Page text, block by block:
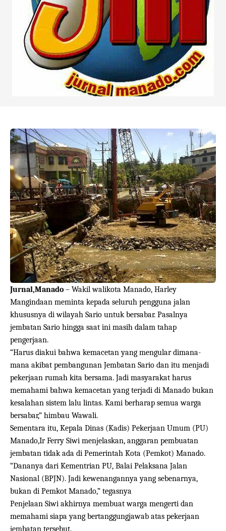
Jurnal,Manado – Wakil walikota Manado, Harley
Mangindaan meminta kepada seluruh pengguna jalan
khususnya di wilayah Sario untuk bersabar. Pasalnya
jembatan Sario hingga saat ini masih dalam tahap
pengerjaan.
“Harus diakui bahwa kemacetan yang mengular dimana-
mana akibat pembangunan Jembatan Sario dan itu menjadi
pekerjaan rumah kita bersama. Jadi masyarakat harus
memahami bahwa kemacetan yang terjadi di Manado bukan
kesalahan sistem lalu lintas. Kami berharap semua warga
bersabar,” himbau Wawali.
Sementara itu, Kepala Dinas (Kadis) Pekerjaan Umum (PU)
Manado,Ir Ferry Siwi menjelaskan, anggaran pembuatan
jembatan tidak ada di Pemerintah Kota (Pemkot) Manado.
“Dananya dari Kementrian PU, Balai Pelaksana Jalan
Nasional (BPJN). Jadi kewenangannya yang sebenarnya,
bukan di Pemkot Manado,” tegasnya
Penjelaan Siwi akhirnya membuat warga mengerti dan
memahami siapa yang bertanggungjawab atas pekerjaan
jembatan tersebut.